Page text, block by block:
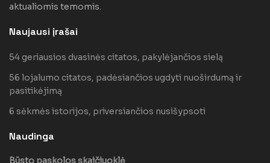
aktualiomis temomis.
Naujausi įrašai
54 geriausios dvasinės citatos, pakylėjančios sielą
56 lojalumo citatos, padėsiančios ugdyti nuoširdumą ir
pasitikėjimą
6 sėkmės istorijos, priversiančios nusišypsoti
Naudinga
Būsto paskolos skaičiuoklė